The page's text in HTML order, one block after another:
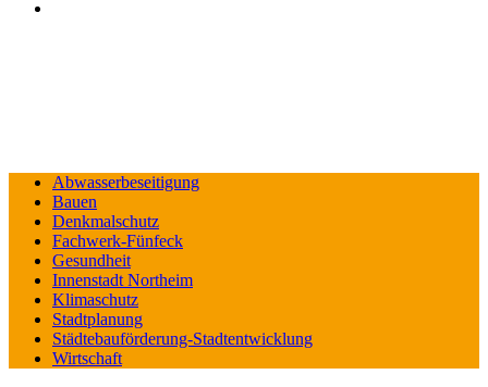
Abwasserbeseitigung
Bauen
Denkmalschutz
Fachwerk-Fünfeck
Gesundheit
Innenstadt Northeim
Klimaschutz
Stadtplanung
Städtebauförderung-Stadtentwicklung
Wirtschaft